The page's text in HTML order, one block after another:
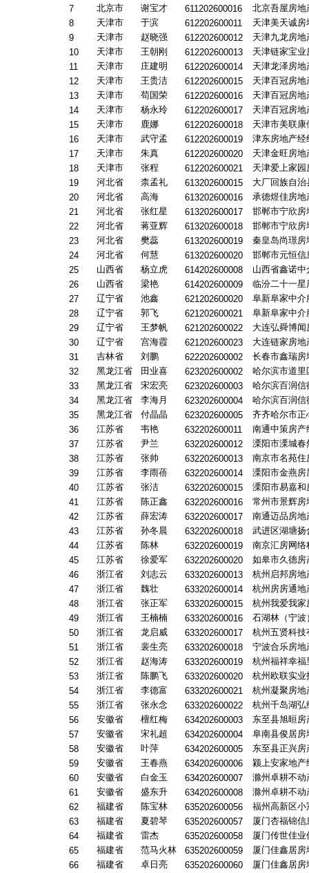
7
北京市 谢宝才 611202600016
北京吾屋房地
8
天津市 于滨 612202600011
天津美天诚
9
天津市 赵晓强 612202600012
天津九龙房
10
天津市 王朝刚 612202600013
天津链家宝
11
天津市 庄建明 612202600014
天津龙泽房
12
天津市 王贵洁 612202600015
天津百冠房
13
天津市 苟国荣 612202600016
天津百冠房
14
天津市 杨永玲 612202600017
天津百冠房
15
天津市 鹿娜 612202600018
天津市美联
16
天津市 武守孟 612202600019
津东房地产经
17
天津市 朱真 612202600020
天津金旺房
18
天津市 张程 612202600021
天津爱上家
19
河北省 柰孟礼 613202600015
大厂回族自
20
河北省 高海 613202600016
承德煜佳房地
21
河北省 张红星 613202600017
邯郸市宁欣房
22
河北省 蒋亚辉 613202600018
邯郸市宁欣房
23
河北省 樊蕊 613202600019
秦皇岛尚璟房
24
河北省 何慧 613202600020
邯郸市元恒信
25
山西省 杨立虎 614202600008
山西省鑫诺
26
山西省 梁艳 614202600009
临汾二十一星
27
辽宁省 池鑫 621202600020
阜新阜家中介
28
辽宁省 郭飞 621202600021
阜新阜家中介
29
辽宁省 王梦帆 621202600022
大连弘舜博
30
辽宁省 宫海霞 621202600023
大连链家房
31
吉林省 刘鹏 622202600002
长春市鑫瑞房
32
黑龙江省 田业喜 623202600002
哈尔滨市道里
33
黑龙江省 宋宏亮 623202600003
哈尔滨百润信
34
黑龙江省 李海月 623202600004
哈尔滨百润信
35
黑龙江省 付晶晶 623202600005
齐齐哈尔市正
36
江苏省 韦艳 632202600011
南通中策房产
37
江苏省 尹兰 632202600012
溧阳市溧城春
38
江苏省 张帅 632202600013
南京市名苑住
39
江苏省 李雨蓓 632202600014
溧阳市金燕房
40
江苏省 张洁 632202600015
溧阳市易嘉和
41
江苏省 陈正鑫 632202600016
常州市景辉房
42
江苏省 薛宏涛 632202600017
南通迈品房地
43
江苏省 孙冬晨 632202600018
武进区湖塘扬
44
江苏省 陈林 632202600019
南京汇房网络
45
江苏省 徐爱军 632202600020
如皋市久德房
46
浙江省 刘志云 633202600013
杭州启邦房地
47
浙江省 魏壮 633202600014
杭州房房通地
48
浙江省 张正军 633202600015
杭州我爱我家
49
浙江省 王楠楠 633202600016
石湖林（宁波
50
浙江省 龙启威 633202600017
杭州五贤科技
51
浙江省 裴生亮 633202600018
宁波合乐房地
52
浙江省 赵海涛 633202600019
杭州福祥幸福
53
浙江省 陈鹏飞 633202600020
杭州欧联实业
54
浙江省 李德富 633202600021
杭州凝聚房地
55
浙江省 张永念 633202600022
杭州千岛湖弘
56
安徽省 檀红梅 634202600003
东至县旭晅
57
安徽省 宋礼超 634202600004
阜南县俊居房
58
安徽省 叶萍 634202600005
东至县正兴
59
安徽省 王春燕 634202600006
颍上安家地产
60
安徽省 白金玉 634202600007
滁州卓耕不动
61
安徽省 盛东升 634202600008
滁州卓耕不动
62
福建省 陈宝林 635202600056
福州高新区小
63
福建省 夏碧琴 635202600057
厦门杏福锦
64
福建省 雷杰 635202600058
厦门传世佳
65
福建省 范马火林 635202600059
厦门佳鑫居
66
福建省 卓日亮 635202600060
厦门佳鑫居